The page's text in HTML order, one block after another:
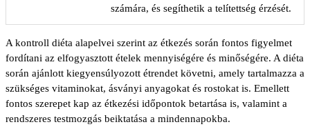
számára, és segíthetik a telítettség érzését.
A kontroll diéta alapelvei szerint az étkezés során fontos figyelmet
fordítani az elfogyasztott ételek mennyiségére és minőségére. A diéta
során ajánlott kiegyensúlyozott étrendet követni, amely tartalmazza a
szükséges vitaminokat, ásványi anyagokat és rostokat is. Emellett
fontos szerepet kap az étkezési időpontok betartása is, valamint a
rendszeres testmozgás beiktatása a mindennapokba.